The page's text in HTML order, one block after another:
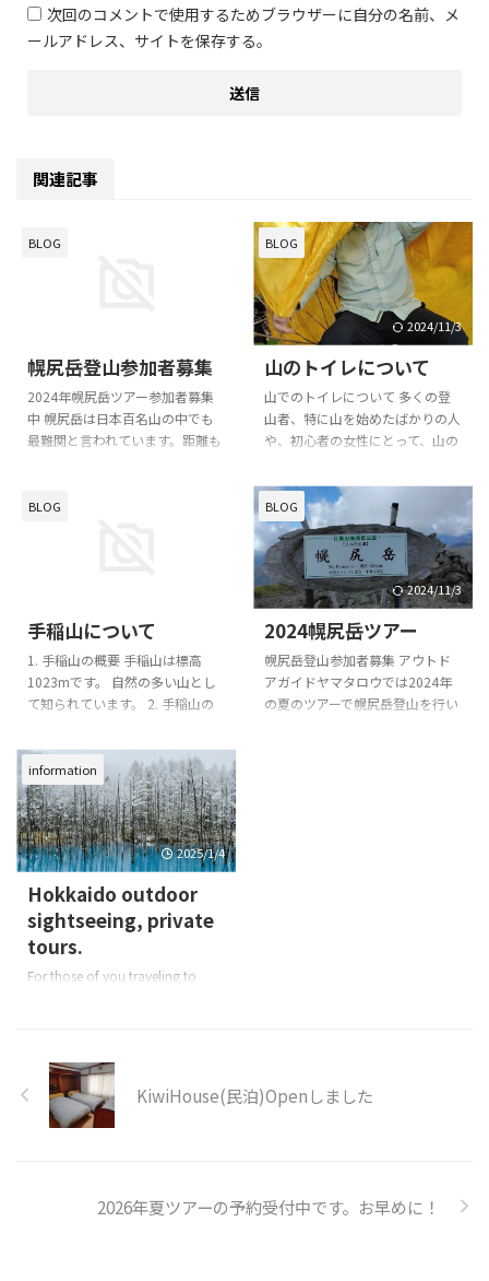
次回のコメントで使用するためブラウザーに自分の名前、メ
ールアドレス、サイトを保存する。
関連記事
BLOG
幌尻岳登山参加者募集
2024年幌尻岳ツアー参加者募集
中 幌尻岳は日本百名山の中でも
最難関と言われています。距離も
す。是非一緒に登りませんか？
とは全く違う印象を受けるでしょ
う。登山ルートは3つあります
が、どれも大変です。今回のツア
ーでは平取町の振内ルートを辿り
か？ 山小屋を使用するルート ...
BLOG
2024/11/3
山のトイレについて
山でのトイレについて 多くの登
山者、特に山を始めたばかりの人
や、初心者の女性にとって、山の
す。 昔、男性は「キジ撃ち」女
性は「お花摘み」といって山のト
イレの隠語とされていました。
現在でも、そのような言葉を使っ
ている方もいるんですが、やはり
恥ずかしい気持ちは今も昔も変わ
らないと思います。 山でのトイ
レはどうしたらよいのか？ 山で
トイレに行きたくなったら、登山
道から外れて、人が来ない場所で
用を足す。もちろん、ティッシュ
BLOG
手稲山について
1. 手稲山の概要 手稲山は標高
1023mです。 自然の多い山とし
て知られています。 2. 手稲山の
夏は遊園地もあったそうです。
https://www.youtube.com/watc
h?v=EbCZGIyI-Sc
BLOG
2024/11/3
2024幌尻岳ツアー
幌尻岳登山参加者募集 アウトド
アガイドヤマタロウでは2024年
の夏のツアーで幌尻岳登山を行い
information
2025/1/4
Hokkaido outdoor
sightseeing, private
tours.
For those of you traveling to
more. As a Hokkaido Adventure
Travel Guide, my job is to
convey the charms of Hokkaido
to foreigners. Furano Biei,
KiwiHouse(民泊)Openしました
2026年夏ツアーの予約受付中です。お早めに！